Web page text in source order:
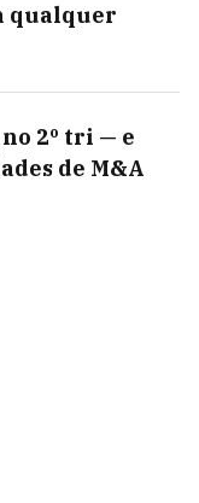
qualquer
2º tri — e
de M&A